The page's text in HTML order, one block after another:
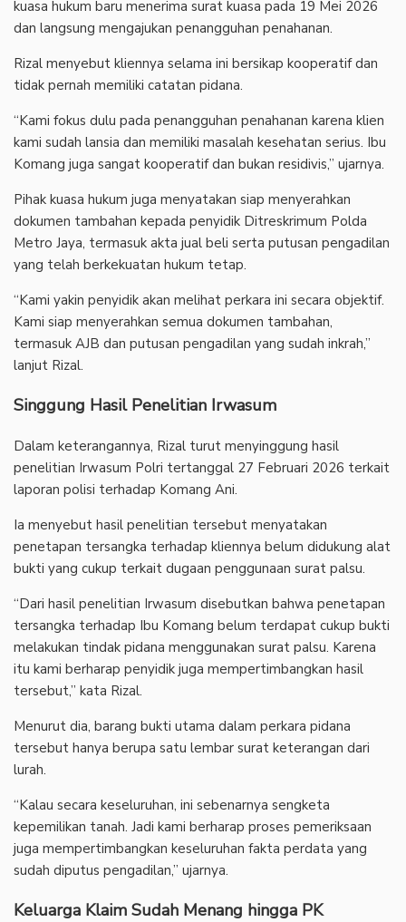
kuasa hukum baru menerima surat kuasa pada 19 Mei 2026
dan langsung mengajukan penangguhan penahanan.
‎Rizal menyebut kliennya selama ini bersikap kooperatif dan
tidak pernah memiliki catatan pidana.
‎“Kami fokus dulu pada penangguhan penahanan karena klien
kami sudah lansia dan memiliki masalah kesehatan serius. Ibu
Komang juga sangat kooperatif dan bukan residivis,” ujarnya.
‎Pihak kuasa hukum juga menyatakan siap menyerahkan
dokumen tambahan kepada penyidik Ditreskrimum Polda
Metro Jaya, termasuk akta jual beli serta putusan pengadilan
yang telah berkekuatan hukum tetap.
‎“Kami yakin penyidik akan melihat perkara ini secara objektif.
Kami siap menyerahkan semua dokumen tambahan,
termasuk AJB dan putusan pengadilan yang sudah inkrah,”
lanjut Rizal.
‎Singgung Hasil Penelitian Irwasum
‎Dalam keterangannya, Rizal turut menyinggung hasil
penelitian Irwasum Polri tertanggal 27 Februari 2026 terkait
laporan polisi terhadap Komang Ani.
‎Ia menyebut hasil penelitian tersebut menyatakan
penetapan tersangka terhadap kliennya belum didukung alat
bukti yang cukup terkait dugaan penggunaan surat palsu.
‎“Dari hasil penelitian Irwasum disebutkan bahwa penetapan
tersangka terhadap Ibu Komang belum terdapat cukup bukti
melakukan tindak pidana menggunakan surat palsu. Karena
itu kami berharap penyidik juga mempertimbangkan hasil
tersebut,” kata Rizal.
‎Menurut dia, barang bukti utama dalam perkara pidana
tersebut hanya berupa satu lembar surat keterangan dari
lurah.
‎“Kalau secara keseluruhan, ini sebenarnya sengketa
kepemilikan tanah. Jadi kami berharap proses pemeriksaan
juga mempertimbangkan keseluruhan fakta perdata yang
sudah diputus pengadilan,” ujarnya.
‎Keluarga Klaim Sudah Menang hingga PK